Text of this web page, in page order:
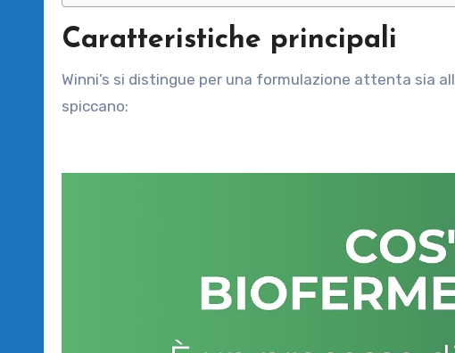
Caratteristiche principali
Winni’s si distingue per una formulazione attenta sia
spiccano: